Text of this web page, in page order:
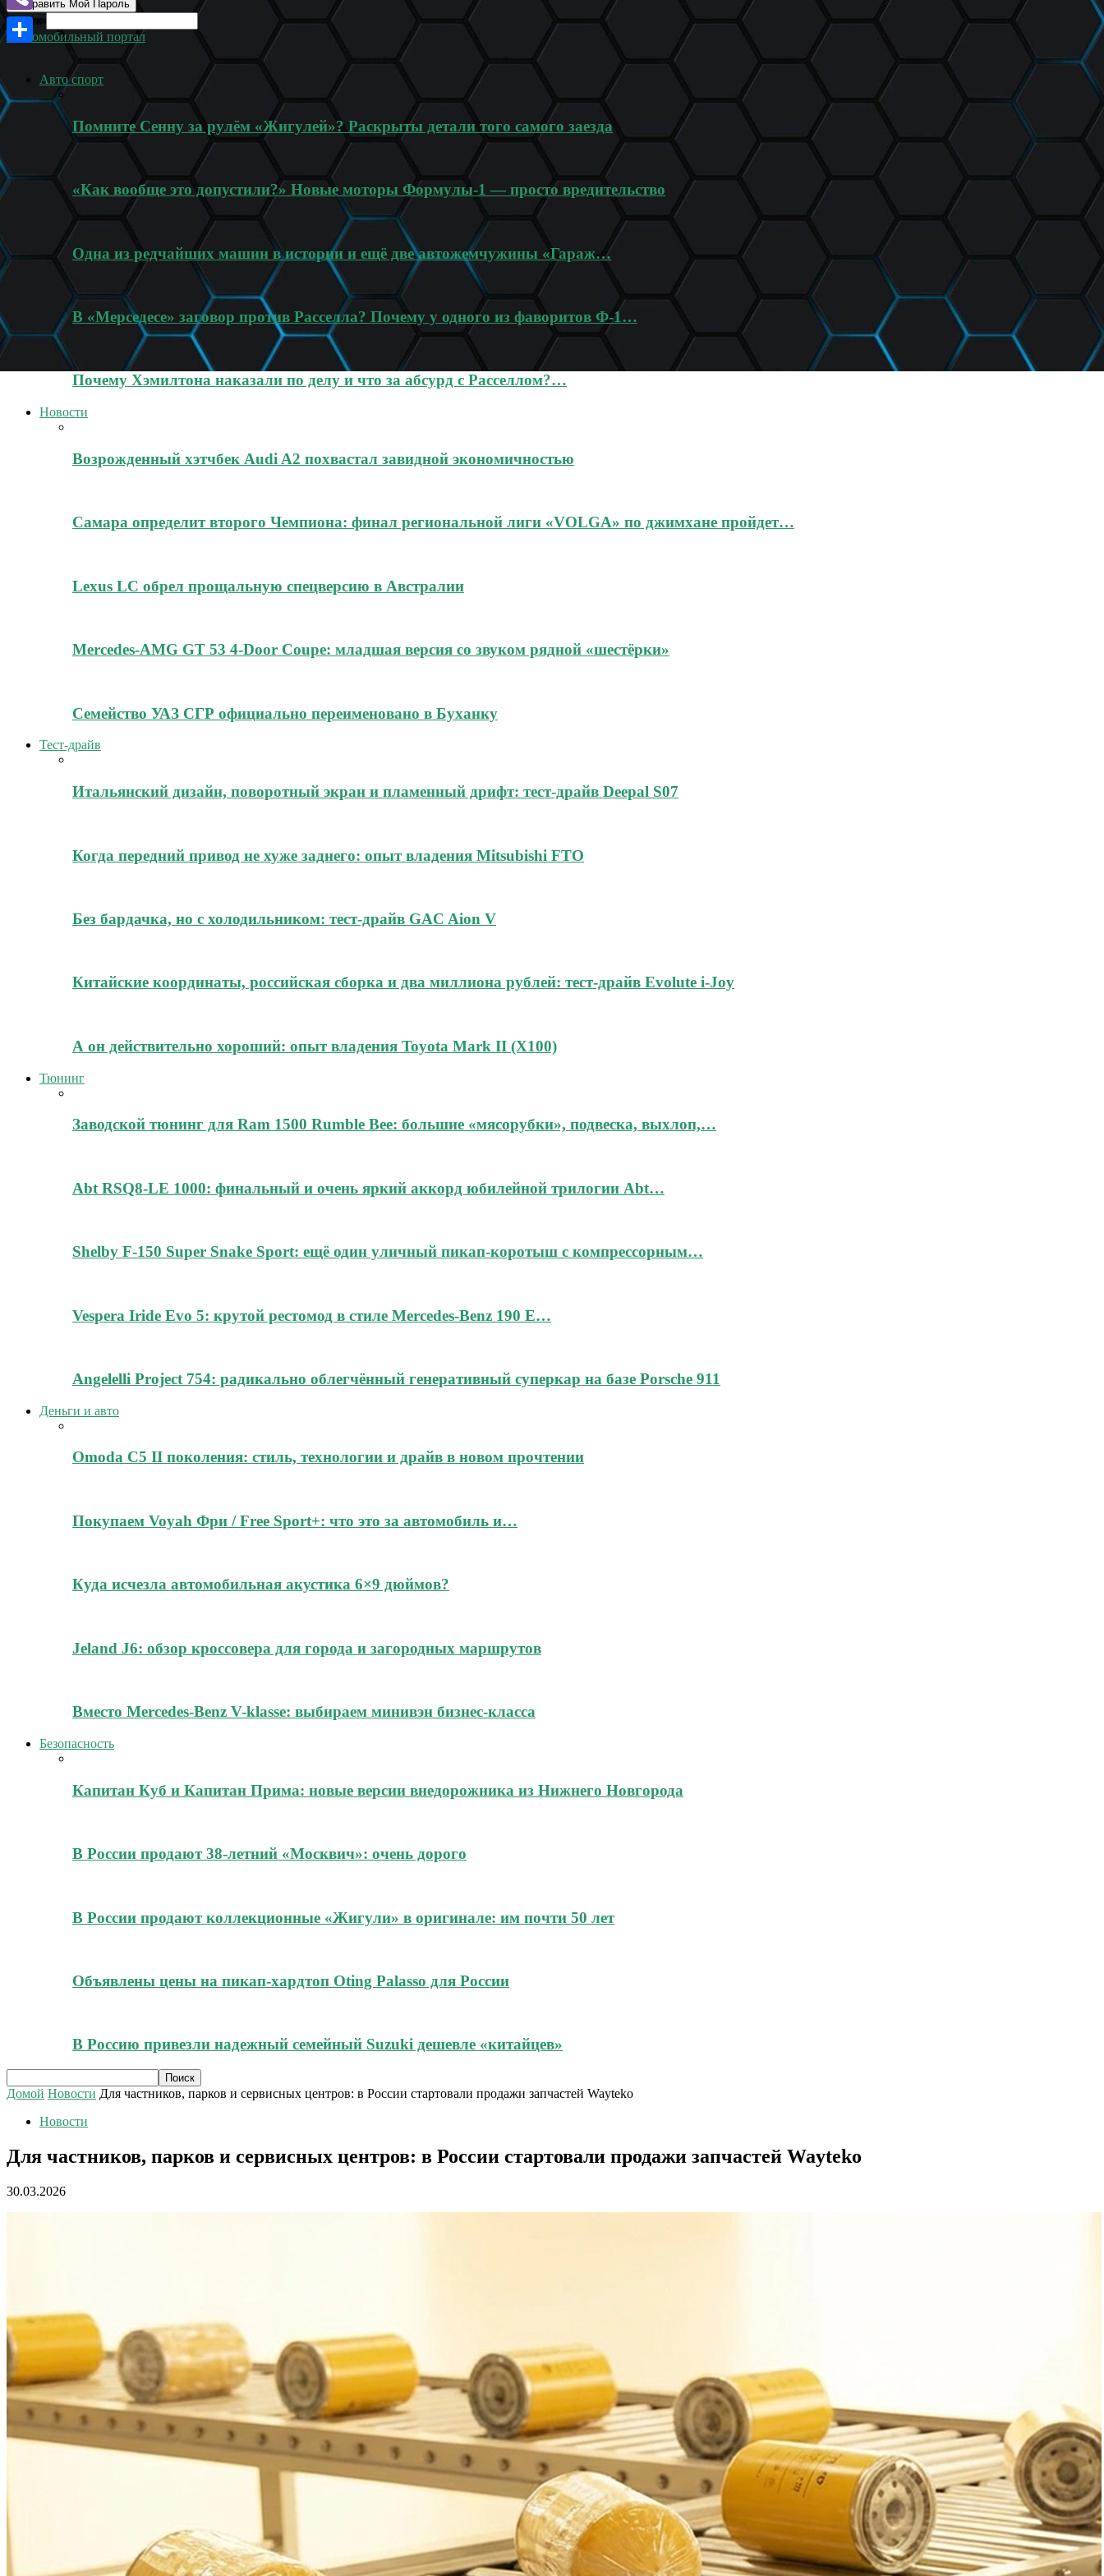
Поиск
Автомобильный портал
Авто спорт
Помните Сенну за рулём «Жигулей»? Раскрыты детали того самого заезда
«Как вообще это допустили?» Новые моторы Формулы-1 — просто вредительство
Одна из редчайших машин в истории и ещё две автожемчужины «Гараж…
В «Мерседесе» заговор против Расселла? Почему у одного из фаворитов Ф-1…
Почему Хэмилтона наказали по делу и что за абсурд с Расселлом?…
Новости
Возрожденный хэтчбек Audi A2 похвастал завидной экономичностью
Самара определит второго Чемпиона: финал региональной лиги «VOLGA» по джимхане пройдет…
Lexus LC обрел прощальную спецверсию в Австралии
Mercedes-AMG GT 53 4-Door Coupe: младшая версия со звуком рядной «шестёрки»
Семейство УАЗ СГР официально переименовано в Буханку
Тест-драйв
Итальянский дизайн, поворотный экран и пламенный дрифт: тест-драйв Deepal S07
Когда передний привод не хуже заднего: опыт владения Mitsubishi FTO
Без бардачка, но с холодильником: тест-драйв GAC Aion V
Китайские координаты, российская сборка и два миллиона рублей: тест-драйв Evolute i-Joy
А он действительно хороший: опыт владения Toyota Mark II (Х100)
Тюнинг
Заводской тюнинг для Ram 1500 Rumble Bee: большие «мясорубки», подвеска, выхлоп,…
Abt RSQ8-LE 1000: финальный и очень яркий аккорд юбилейной трилогии Abt…
Shelby F-150 Super Snake Sport: ещё один уличный пикап-коротыш с компрессорным…
Vespera Iride Evo 5: крутой рестомод в стиле Mercedes-Benz 190 E…
Angelelli Project 754: радикально облегчённый генеративный суперкар на базе Porsche 911
Деньги и авто
Omoda C5 II поколения: стиль, технологии и драйв в новом прочтении
Покупаем Voyah Фри / Free Sport+: что это за автомобиль и…
Куда исчезла автомобильная акустика 6×9 дюймов?
Jeland J6: обзор кроссовера для города и загородных маршрутов
Вместо Mercedes-Benz V-klasse: выбираем минивэн бизнес-класса
Безопасность
Капитан Куб и Капитан Прима: новые версии внедорожника из Нижнего Новгорода
В России продают 38-летний «Москвич»: очень дорого
В России продают коллекционные «Жигули» в оригинале: им почти 50 лет
Объявлены цены на пикап-хардтоп Oting Palasso для России
В Россию привезли надежный семейный Suzuki дешевле «китайцев»
Домой Новости Для частников, парков и сервисных центров: в России стартовали продажи запчастей Wayteko
Новости
Для частников, парков и сервисных центров: в России стартовали продажи запчастей Wayteko
30.03.2026
Viber